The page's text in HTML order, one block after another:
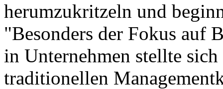
herumzukritzeln und
"Besonders der Fokus auf
in Unternehmen stellte
traditionellen